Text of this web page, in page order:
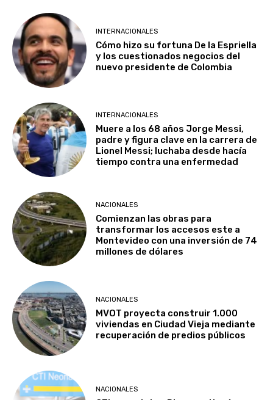
INTERNACIONALES
Cómo hizo su fortuna De la Espriella
y los cuestionados negocios del
nuevo presidente de Colombia
INTERNACIONALES
Muere a los 68 años Jorge Messi,
padre y figura clave en la carrera de
Lionel Messi; luchaba desde hacía
tiempo contra una enfermedad
NACIONALES
Comienzan las obras para
transformar los accesos este a
Montevideo con una inversión de 74
millones de dólares
NACIONALES
MVOT proyecta construir 1.000
viviendas en Ciudad Vieja mediante
recuperación de predios públicos
NACIONALES